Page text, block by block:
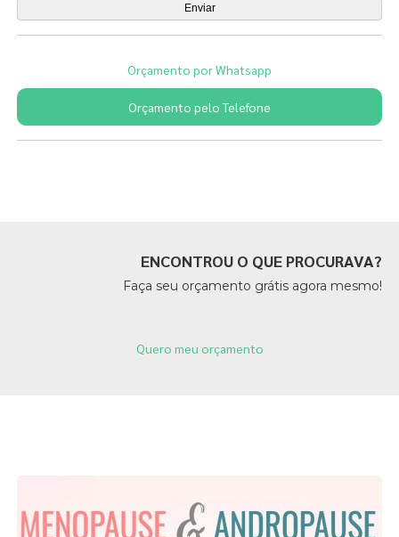
Orçamento por Whatsapp
Orçamento pelo Telefone
ENCONTROU O QUE PROCURAVA?
Faça seu orçamento grátis agora mesmo!
Quero meu orçamento